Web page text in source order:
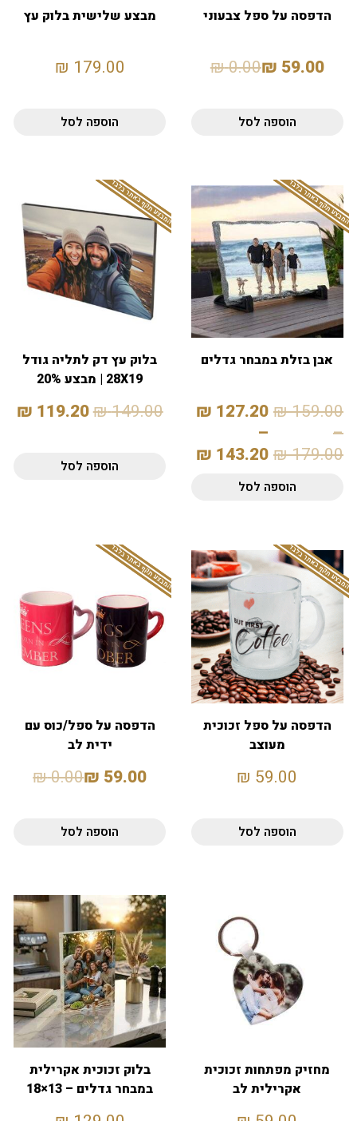
הדפסה על ספל צבעוני
59.00
₪
0.00
₪
הוספה לסל
מבצע שלישית בלוק עץ
179.00
₪
הוספה לסל
המבצע תקף באתר בלבד
אבן בזלת במבחר גדלים
159.00
₪
–
179.00
₪
127.20
₪
–
143.20
₪
הוספה לסל
המבצע תקף באתר בלבד
בלוק עץ דק לתליה גודל
28X19 | מבצע 20%
149.00
₪
119.20
₪
הוספה לסל
המבצע תקף באתר בלבד
הדפסה על ספל זכוכית
מעוצב
59.00
₪
הוספה לסל
המבצע תקף באתר בלבד
הדפסה על ספל/כוס עם
ידית לב
59.00
₪
0.00
₪
הוספה לסל
מחזיק מפתחות זכוכית
אקרילית לב
בלוק זכוכית אקרילית
במבחר גדלים – 13×18